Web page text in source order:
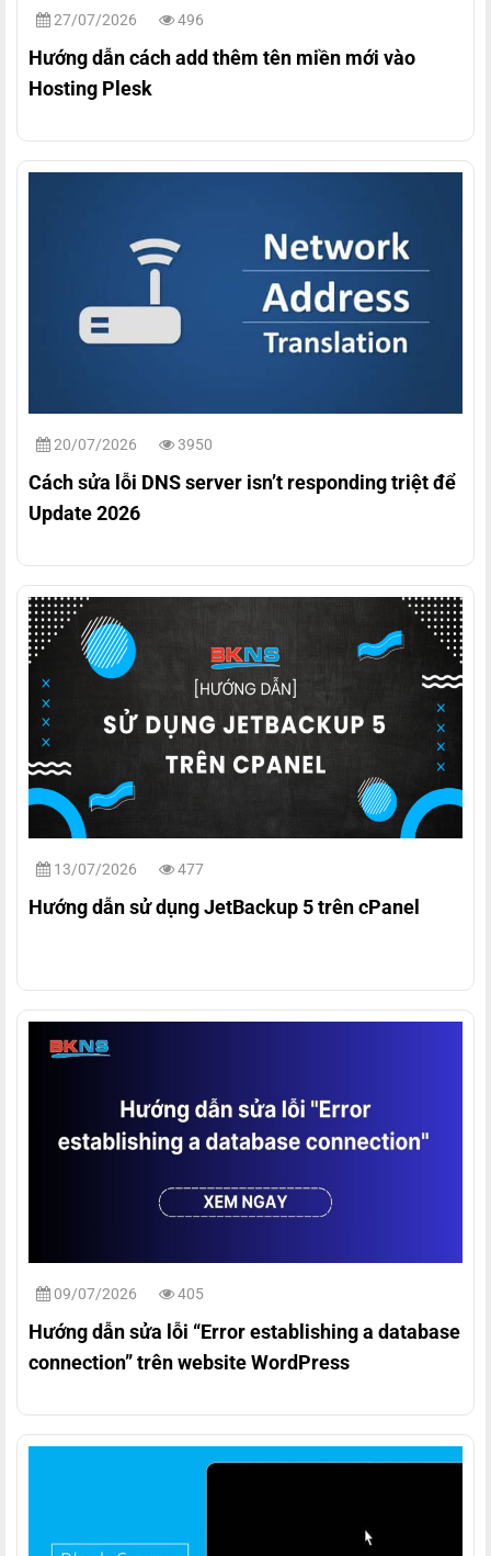
27/07/2026 496
Hướng dẫn cách add thêm tên miền mới vào
Hosting Plesk
20/07/2026 3950
Cách sửa lỗi DNS server isn’t responding triệt để
Update 2026
13/07/2026 477
Hướng dẫn sử dụng JetBackup 5 trên cPanel
09/07/2026 405
Hướng dẫn sửa lỗi “Error establishing a database
connection” trên website WordPress